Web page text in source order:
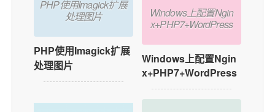
PHP使用Imagick扩展
处理图片
PHP使用Imagick扩展
处理图片
Windows上配置Ngin
x+PHP7+WordPress
Windows上配置Ngin
x+PHP7+WordPress